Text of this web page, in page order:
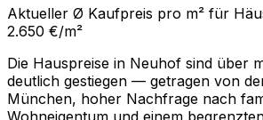
Aktueller Ø Kaufpreis pro m² für
2.650 €/m²
Die Hauspreise in Neuhof sind über
deutlich gestiegen — getragen von
München, hoher Nachfrage nach
Wohneigentum und einem